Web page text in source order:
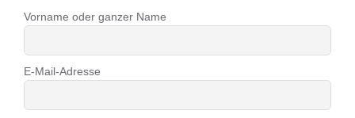
Vorname oder ganzer Name
E-Mail-Adresse